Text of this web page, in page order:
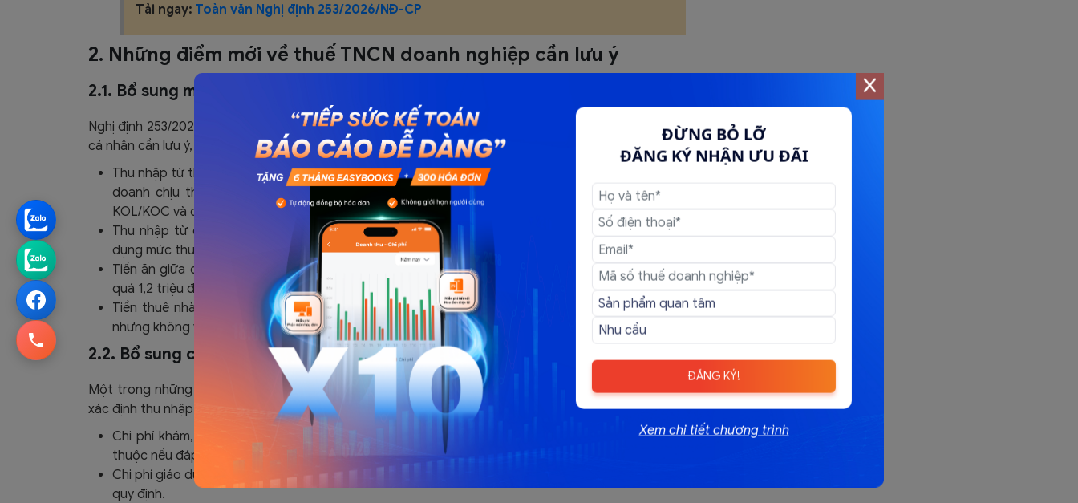
ĐỪNG BỎ LỠ
ĐĂNG KÝ NHẬN ƯU ĐÃI
ĐĂNG KÝ!
Xem chi tiết chương trình
Tải ngay: Toàn văn Nghị định 253/2026/NĐ-CP
2. Những điểm mới về thuế TNCN doanh nghiệp cần lưu ý
2.1. Bổ sung một số khoản thu nhập chịu thuế
Nghị định 253/2026/NĐ-CP bổ sung và làm rõ một số khoản thu nhập chịu thuế mà doanh nghiệp và
cá nhân cần lưu ý, gồm:
Thu nhập từ thương mại điện tử và nền tảng số: Chính thức được xếp vào nhóm thu nhập từ kinh
doanh chịu thuế, áp dụng đối với các hoạt động như bán hàng online, livestream bán hàng,
KOL/KOC và các mô hình kinh doanh số khác.
Thu nhập từ chuyển nhượng tài sản số: Lần đầu tiên được quy định là thu nhập chịu thuế, áp
dụng mức thuế suất 0,1% trên giá chuyển nhượng.
Tiền ăn giữa ca: Không tính vào thu nhập chịu thuế nếu doanh nghiệp chi bằng tiền mặt không
quá 1,2 triệu đồng/người/tháng; trường hợp tổ chức bữa ăn trực tiếp thì không giới hạn mức.
Tiền thuê nhà do doanh nghiệp trả thay: Tính vào thu nhập chịu thuế theo số thực tế chi trả
nhưng không vượt quá 15% tổng thu nhập chịu thuế tại đơn vị (không bao gồm tiền thuê nhà).
2.2. Bổ sung các khoản giảm trừ mới
Một trong những điểm mới đáng chú ý của Nghị định là bổ sung thêm các khoản được giảm trừ khi
xác định thu nhập tính thuế:
Chi phí khám, chữa bệnh:
23 triệu đồng/năm
cho bản thân và người phụ
thuộc nếu đáp ứng đủ điều kiện về hóa đơn, chứng từ.
Chi phí giáo dục, đào tạo:
Được giảm trừ tối đa
quy định.